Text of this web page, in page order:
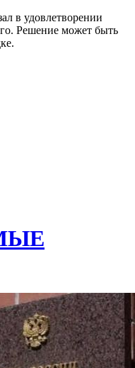
в удовлетворении
Решение может быть